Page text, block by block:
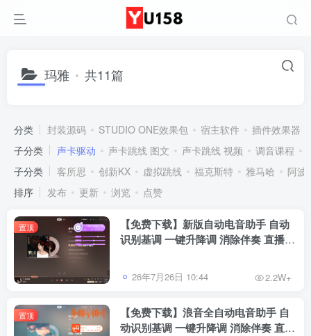
玛雅 共11篇
分类 封装源码 STUDIO ONE效果包 宿主软件
插件效果器
子分类
声卡驱动 声卡跳线 图文 声卡跳线 视频 调音课程
子分类
客所思 创新KX 虚拟跳线 福克斯特 雅马哈
阿波
排序
发布 更新 浏览 点赞
置顶
【免费下载】新版自动电音助手 自动
识别基调 一键升降调 消除伴奏 直播唱
26年7月26日 10:44 2.2W+
置顶
【免费下载】浪音全自动电音助手 自
动识别基调 一键升降调 消除伴奏 直播